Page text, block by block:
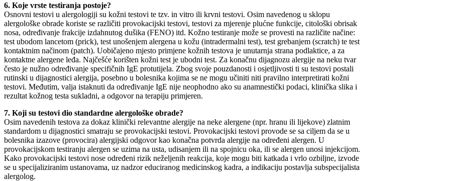
6. Koje vrste testiranja postoje?
Osnovni testovi u alergologiji su kožni testovi te tzv. in vitro ili krvni testovi. Osim navedenog u sklopu
alergološke obrade koriste se različiti provokacijski testovi, testovi za mjerenje plućne funkcije, citološki obrisak
nosa, određivanje frakcije izdahnutog dušika (FENO) itd. Kožno testiranje može se provesti na različite načine:
test ubodom lancetom (prick), test unošenjem alergena u kožu (intradermalni test), test grebanjem (scratch) te test
kontaktnim načinom (patch). Uobičajeno mjesto primjene kožnih testova je unutarnja strana podlaktice, a za
kontaktne alergene leđa. Najčešće korišten kožni test je ubodni test. Za konačnu dijagnozu alergije na neku tvar
često je nužno određivanje specifičnih IgE protutijela. Zbog svoje pouzdanosti i osjetljivosti ti su testovi postali
rutinski u dijagnostici alergija, posebno u bolesnika kojima se ne mogu učiniti niti pravilno interpretirati kožni
testovi. Međutim, valja istaknuti da određivanje IgE nije neophodno ako su anamnestički podaci, klinička slika i
rezultat kožnog testa sukladni, a odgovor na terapiju primjeren.
7. Koji su testovi dio standardne alergološke obrade?
Osim navedenih testova za dokaz klinički relevantne alergije na neke alergene (npr. hranu ili lijekove) zlatnim
standardom u dijagnostici smatraju se provokacijski testovi. Provokacijski testovi provode se sa ciljem da se u
bolesnika izazove (provocira) alergijski odgovor kao konačna potvrda alergije na određeni alergen. U
provokacijskom testiranju alergen se uzima na usta, udisanjem ili na spojnicu oka, ili se alergen unosi injekcijom.
Kako provokacijski testovi nose određeni rizik neželjenih reakcija, koje mogu biti katkada i vrlo ozbiljne, izvode
se u specijaliziranim ustanovama, uz nadzor educiranog medicinskog kadra, a indikaciju postavlja subspecijalista
alergolog.